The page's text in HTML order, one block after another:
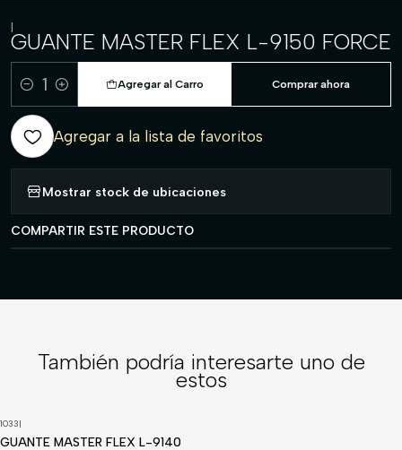
|
GUANTE MASTER FLEX L-9150 FORCE
Cantidad
Agregar al Carro Comprar ahora
Agregar a la lista de favoritos
Mostrar stock de ubicaciones
COMPARTIR ESTE PRODUCTO
También podría interesarte uno de
estos
1033|
GUANTE MASTER FLEX L-9140